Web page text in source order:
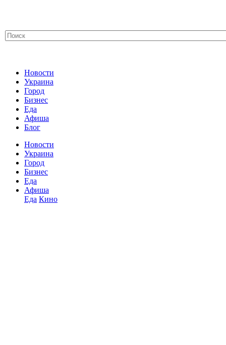
Новости
Украина
Город
Бизнес
Еда
Афиша
Блог
Новости
Украина
Город
Бизнес
Еда
Афиша
Еда Кино